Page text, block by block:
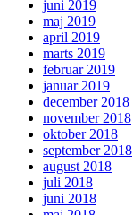
juni 2019
maj 2019
april 2019
marts 2019
februar 2019
januar 2019
december 2018
november 2018
oktober 2018
september 2018
august 2018
juli 2018
juni 2018